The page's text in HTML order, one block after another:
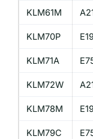
KLM61M
KLM70P
KLM71A
KLM72W
KLM78M
KLM79C